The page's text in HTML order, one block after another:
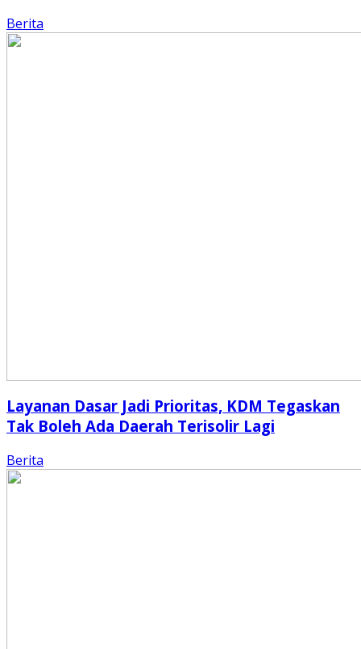
Berita
Layanan Dasar Jadi Prioritas, KDM Tegaskan
Tak Boleh Ada Daerah Terisolir Lagi
Berita